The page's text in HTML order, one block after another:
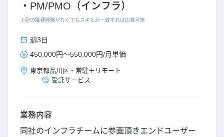
PM/PMO（インフラ）
上記の職種経験がなくてもスキルが一致すれば応募可能
週3日
450,000円～550,000円/月単価
東京都品川区 ・ 常駐＋リモート
受託サービス
業務内容
同社のインフラチームに参画頂きエンドユーザー